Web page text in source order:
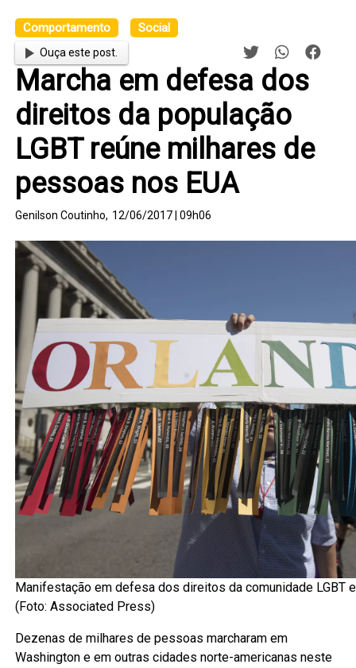
Comportamento Social
Ouça este post.
Marcha em defesa dos
direitos da população
LGBT reúne milhares de
pessoas nos EUA
Genilson Coutinho, 12/06/2017 | 09h06
Manifestação em defesa dos direitos da comunidade LGBT
(Foto: Associated Press)
Dezenas de milhares de pessoas marcharam em
Washington e em outras cidades norte-americanas neste